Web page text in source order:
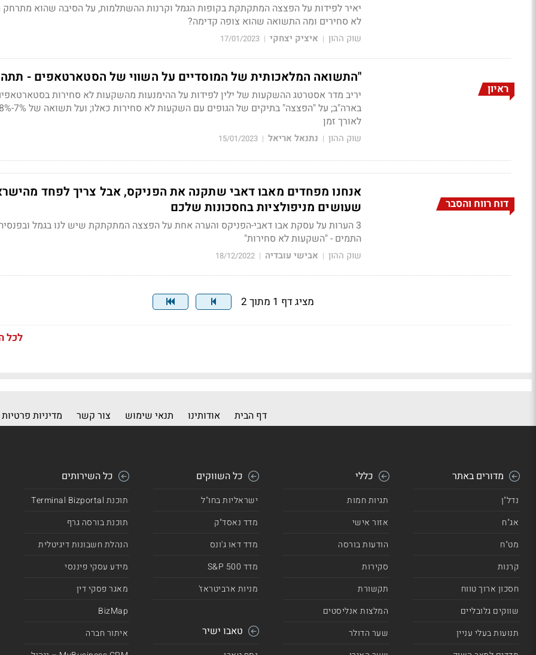
יאיר לפידות על הפצצה המתקתקת בקופות הגמל וקרנות ההשתלמות, על הסיבה שהוא מתרחק
לא סחירים ומה התשואה שהוא צופה קדימה?
שוק ההון | איציק יצחקי |
17/01/2023
ראיון
"התשואה המלאכותית של המוסדיים על השווי של הסטארטאפים -
יריב מדר אסטרטג ההשקעות של ילין לפידות על ההימנעות מהשקעות לא סחירות
לאורך זמן
שוק ההון | נתנאל אריאל |
15/01/2023
דוח רווח והסבר
אנחנו מפחדים מאבו דאבי שתקנה את הפניקס, אבל צריך לפחד
שעושים מניפולציות בחסכונות שלכם
3 הערות על עסקת אבו דאבי-הפניקס והערה אחת על הפצצה המתקתקת שיש לנו בגמל
התמים - "השקעות לא סחירות"
שוק ההון | אבישי עובדיה |
18/12/2022
מציג דף 1 מתוך 2
לכל
דף הבית אודותינו תנאי שימוש צור קשר מדיניות פרטיות
מדורים באתר
נדל"ן
אג"ח
מט"ח
קרנות
חסכון ארוך טווח
שווקים גלובליים
תנועות בעלי עניין
כללי
תגיות חמות
אזור אישי
הודעות בורסה
סקירות
תקשורת
המלצות אנליסטים
שער הדולר
כל השווקים
ישראליות בחו"ל
מדד נאסד"ק
מדד דאו ג'ונס
מדד 500 S&P
מניות ארביטראז'
טאבו ישיר
כל השירותים
תוכנת Terminal Bizportal
תוכנת בורסה גרף
הנהלת חשבונות דיגיטלית
מידע עסקי פיננסי
מאגר פסקי דין
BizMap
איתור חברה